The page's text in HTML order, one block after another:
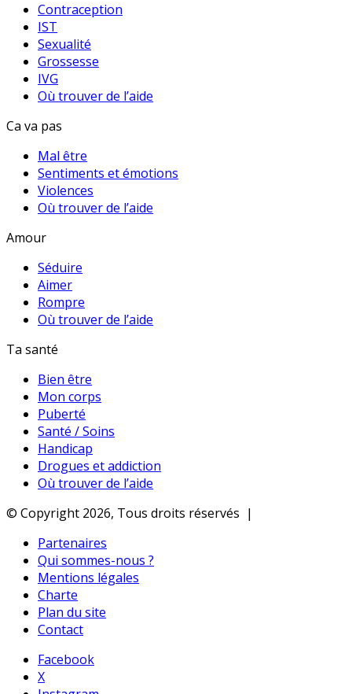
Contraception
IST
Sexualité
Grossesse
IVG
Où trouver de l’aide
Ca va pas
Mal être
Sentiments et émotions
Violences
Où trouver de l’aide
Amour
Séduire
Aimer
Rompre
Où trouver de l’aide
Ta santé
Bien être
Mon corps
Puberté
Santé / Soins
Handicap
Drogues et addiction
Où trouver de l’aide
© Copyright 2026, Tous droits réservés |
Partenaires
Qui sommes-nous ?
Mentions légales
Charte
Plan du site
Contact
Facebook
X